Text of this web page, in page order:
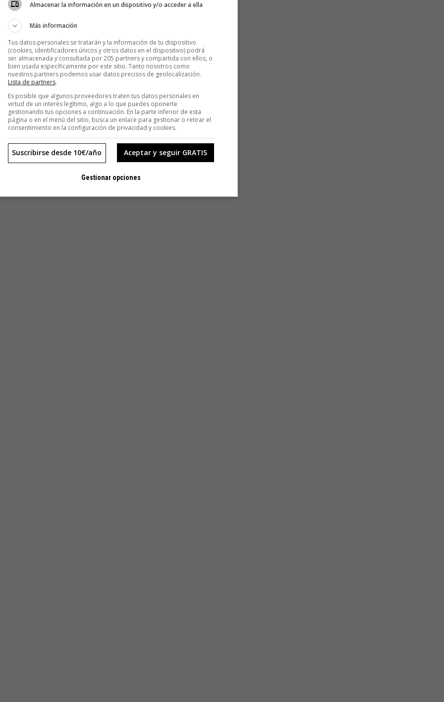
no me sale, me hace reír tanto como respeto me da. Me
como «tonto del bote» o «tonto del carajo» para darle
da aire leñoso. Por una vez le daremos la razón.
un resumen de su historia en varias frases hiladas muy
y un «empeño de Isabel II». También hubo tiempo
Mari, su amor platónico de la infancia, y hasta hablamos
a plomo, pero yo no me lo creo», afirma convencido.
treinta grados y un ambiente seco y contaminación de una
Por lo menos ya está añadido en el mío con un
libros y mejor vino. Amén».
Almacenar la información en un dispositivo y/o acceder a ella
Más información
Tus datos personales se tratarán y la información de tu dispositivo
(cookies, identificadores únicos y otros datos en el dispositivo) podrá
ser almacenada y consultada por 205 partners y compartida con ellos, o
bien usada específicamente por este sitio. Tanto nosotros como
nuestros partners podemos usar datos precisos de geolocalización.
Lista de partners.
Es posible que algunos proveedores traten tus datos personales en
virtud de un interés legítimo, algo a lo que puedes oponerte
gestionando tus opciones a continuación. En la parte inferior de esta
página o en el menú del sitio, busca un enlace para gestionar o retirar el
consentimiento en la configuración de privacidad y cookies.
Aceptar y seguir GRATIS
Suscribirse desde 10€/año
Gestionar opciones